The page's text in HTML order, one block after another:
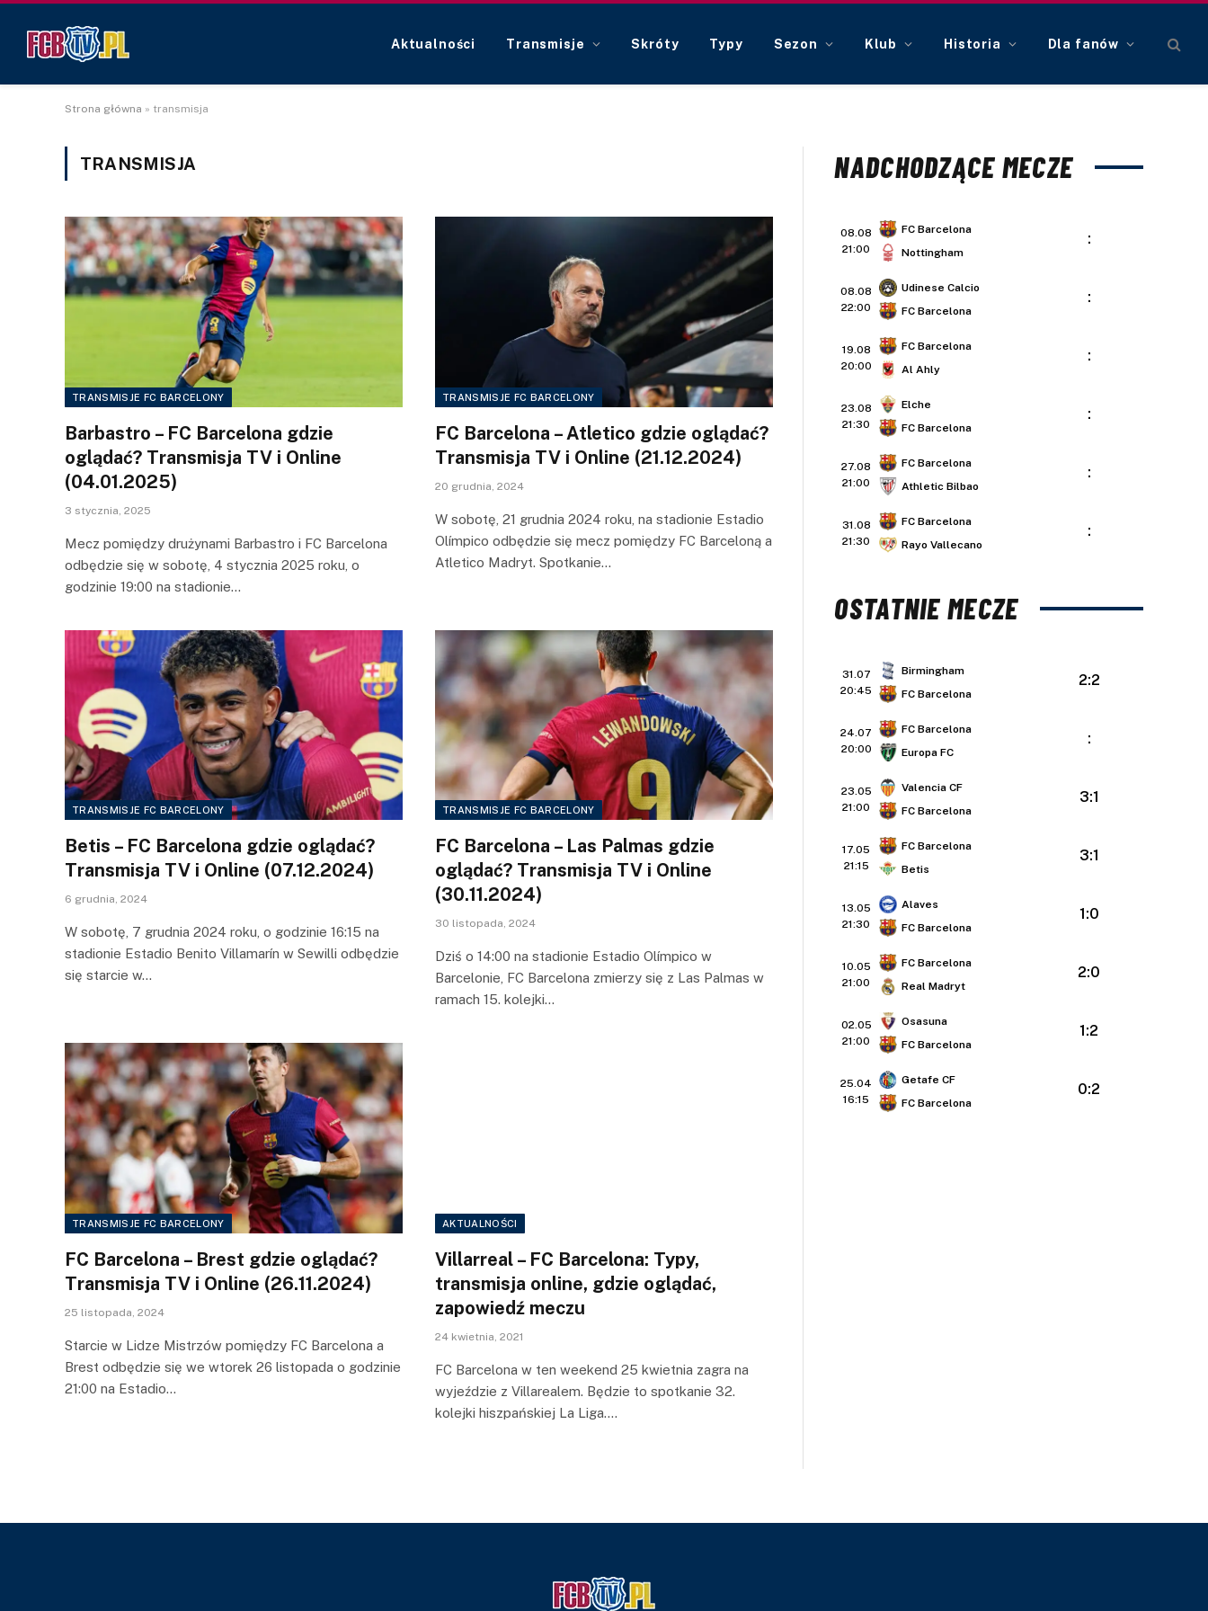
Aktualności Transmisje Skróty Typy Sezon Klub Historia Dla fanów
Strona główna » transmisja
TRANSMISJA
TRANSMISJE FC BARCELONY
Barbastro – FC Barcelona gdzie
oglądać? Transmisja TV i Online
(04.01.2025)
3 stycznia, 2025
Mecz pomiędzy drużynami Barbastro i FC Barcelona
odbędzie się w sobotę, 4 stycznia 2025 roku, o
godzinie 19:00 na stadionie…
TRANSMISJE FC BARCELONY
FC Barcelona – Atletico gdzie oglądać?
Transmisja TV i Online (21.12.2024)
20 grudnia, 2024
W sobotę, 21 grudnia 2024 roku, na stadionie Estadio
Olímpico odbędzie się mecz pomiędzy FC Barceloną a
Atletico Madryt. Spotkanie…
TRANSMISJE FC BARCELONY
Betis – FC Barcelona gdzie oglądać?
Transmisja TV i Online (07.12.2024)
6 grudnia, 2024
W sobotę, 7 grudnia 2024 roku, o godzinie 16:15 na
stadionie Estadio Benito Villamarín w Sewilli odbędzie
się starcie w…
TRANSMISJE FC BARCELONY
FC Barcelona – Las Palmas gdzie
oglądać? Transmisja TV i Online
(30.11.2024)
30 listopada, 2024
Dziś o 14:00 na stadionie Estadio Olímpico w
Barcelonie, FC Barcelona zmierzy się z Las Palmas w
ramach 15. kolejki…
TRANSMISJE FC BARCELONY
FC Barcelona – Brest gdzie oglądać?
Transmisja TV i Online (26.11.2024)
25 listopada, 2024
Starcie w Lidze Mistrzów pomiędzy FC Barcelona a
Brest odbędzie się we wtorek 26 listopada o godzinie
21:00 na Estadio…
AKTUALNOŚCI
Villarreal – FC Barcelona: Typy,
transmisja online, gdzie oglądać,
zapowiedź meczu
24 kwietnia, 2021
FC Barcelona w ten weekend 25 kwietnia zagra na
wyjeździe z Villarealem. Będzie to spotkanie 32.
kolejki hiszpańskiej La Liga.…
NADCHODZĄCE MECZE
08.08
21:00
FC Barcelona
Nottingham
:
08.08
22:00
Udinese Calcio
FC Barcelona
:
19.08
20:00
FC Barcelona
Al Ahly
:
23.08
21:30
Elche
FC Barcelona
:
27.08
21:00
FC Barcelona
Athletic Bilbao
:
31.08
21:30
FC Barcelona
Rayo Vallecano
:
OSTATNIE MECZE
31.07
20:45
Birmingham
FC Barcelona
2:2
24.07
20:00
FC Barcelona
Europa FC
:
23.05
21:00
Valencia CF
FC Barcelona
3:1
17.05
21:15
FC Barcelona
Betis
3:1
13.05
21:30
Alaves
FC Barcelona
1:0
10.05
21:00
FC Barcelona
Real Madryt
2:0
02.05
21:00
Osasuna
FC Barcelona
1:2
25.04
16:15
Getafe CF
FC Barcelona
0:2